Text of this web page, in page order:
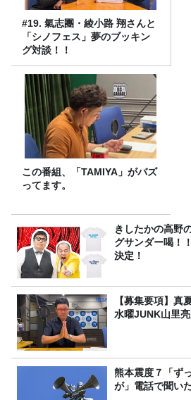
#19. 氣志團・綾小路 翔さんと
「シノフェス」夢のブッキン
グ対談！！
この番組、「TAMIYA」がバズ
ってます。
きしたかの高野
グサンダー喝！
決定！
【募集要項】真
水曜JUNK山里
熊本震度７「ず
が」電話で聞い